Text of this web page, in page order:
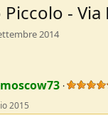
Piccolo -
2014
2015